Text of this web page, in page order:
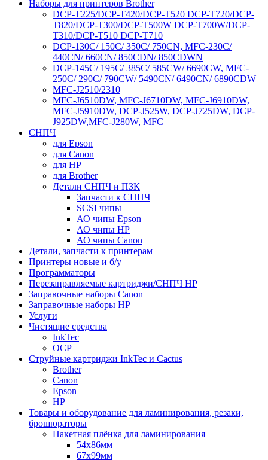
Наборы для принтеров Brother
DCP-T225/DCP-T420/DCP-T520 DCP-T720/DCP-
T820/DCP-T300/DCP-T500W DCP-T700W/DCP-
T310/DCP-T510 DCP-T710
DCP-130C/ 150C/ 350C/ 750CN, MFC-230C/
440CN/ 660CN/ 850CDN/ 850CDWN
DCP-145C/ 195C/ 385C/ 585CW/ 6690CW, MFC-
250C/ 290C/ 790CW/ 5490CN/ 6490CN/ 6890CDW
MFC-J2510/2310
MFC-J6510DW, MFC-J6710DW, MFC-J6910DW,
MFC-J5910DW, DCP-J525W, DCP-J725DW, DCP-
J925DW,MFC-J280W, MFC
СНПЧ
для Epson
для Canon
для HP
для Brother
Детали СНПЧ и ПЗК
Запчасти к СНПЧ
SCSI чипы
АО чипы Epson
АО чипы HP
АО чипы Canon
Детали, запчасти к принтерам
Принтеры новые и б/у
Программаторы
Перезаправляемые картриджи/СНПЧ HP
Заправочные наборы Canon
Заправочные наборы HP
Услуги
Чистящие средства
InkTec
OCP
Струйные картриджи InkTec и Cactus
Brother
Canon
Epson
HP
Товары и оборудование для ламинирования, резаки,
брошюраторы
Пакетная плёнка для ламинирования
54x86мм
67x99мм